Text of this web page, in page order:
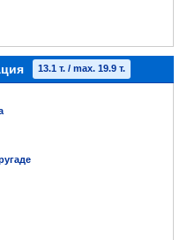
13.1 т. / max. 19.9 т.